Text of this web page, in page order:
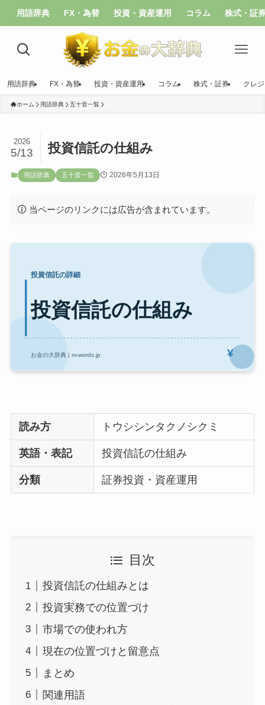
用語辞典 FX・為替 投資・資産運用 コラム 株式・証
用語辞典 FX・為替 投資・資産運用 コラム 株式・証券 クレ
ホーム 用語辞典 五十音一覧
投資信託の仕組み
2026
5/13
用語辞典 五十音一覧 2026年5月13日
当ページのリンクには広告が含まれています。
読み方 トウシシンタクノシクミ
英語・表記 投資信託の仕組み
分類 証券投資・資産運用
目次
投資信託の仕組みとは
投資実務での位置づけ
市場での使われ方
現在の位置づけと留意点
まとめ
関連用語